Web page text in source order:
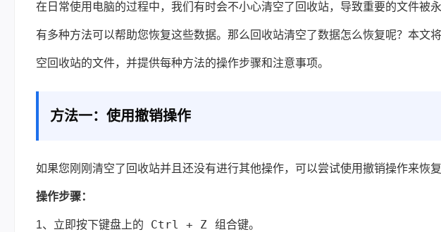
在日常使用电脑的过程中，我们有时会不小心清空了回收站，导致重要的文件被
有多种方法可以帮助您恢复这些数据。那么回收站清空了数据怎么恢复呢？本文
空回收站的文件，并提供每种方法的操作步骤和注意事项。
方法一：使用撤销操作
如果您刚刚清空了回收站并且还没有进行其他操作，可以尝试使用撤销操作来恢复
操作步骤：
1、立即按下键盘上的 Ctrl + Z 组合键。